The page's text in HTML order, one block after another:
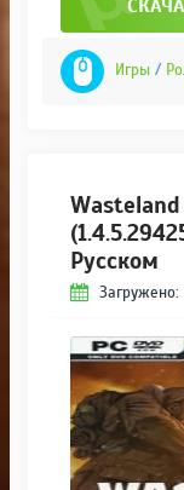
Игры /
Русском
Загружено: